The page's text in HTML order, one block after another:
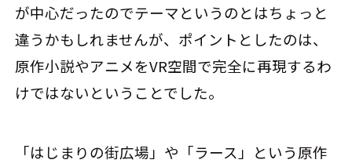
が中心だったのでテーマというのとはちょっと
違うかもしれませんが、ポイントとしたのは、
原作小説やアニメをVR空間で完全に再現するわ
けではないということでした。
「はじまりの街広場」や「ラース」という原作